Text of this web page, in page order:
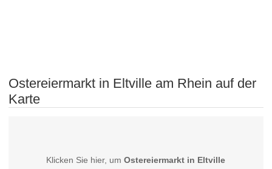
Ostereiermarkt in Eltville am Rhein auf der
Karte
Klicken Sie hier, umOstereiermarkt in Eltville